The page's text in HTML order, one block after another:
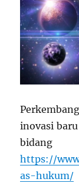
inovasi
bidang
https://
as-hukum/